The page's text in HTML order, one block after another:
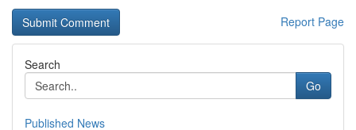
Report Page
Search
Go
Published News